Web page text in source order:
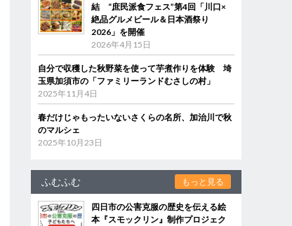
結 “庶民派食フェス”第4回「川口×
絶品グルメビール＆日本酒祭り
2026」を開催
2026年4月15日
自分で収穫した秋野菜を使って芋煮作りを体験 埼
玉県加須市の「ファミリーランドむさしの村」
2025年11月4日
春だけじゃもったいないさくらの名所、加治川で秋
のマルシェ
2025年10月23日
ふむふむ もっと見る
四日市の公害克服の歴史を伝える絵
本『スモックリン』制作プロジェク